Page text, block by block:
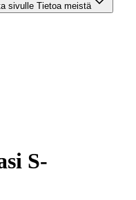
sivulle Tietoa meistä
S-